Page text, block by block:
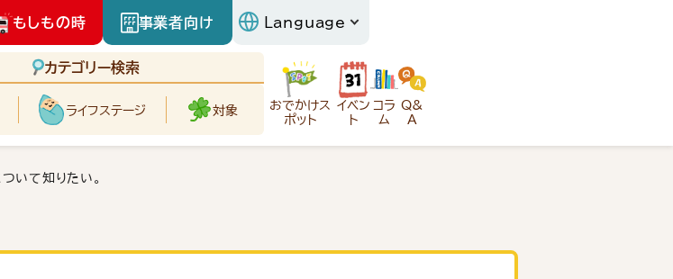
もしもの時 事業者向け
カテゴリー検索
ライフステージ 対象
おでかけス
ポット
イベン
ト
コラ
ム
Q&
A
いて知りたい。